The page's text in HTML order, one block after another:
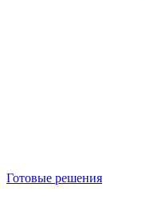
Готовые решения